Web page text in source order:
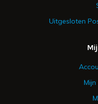
Uitgesloten